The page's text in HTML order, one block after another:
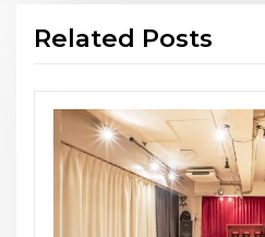
Related Posts
お知らせ
THE